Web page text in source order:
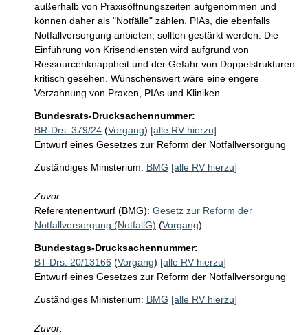
außerhalb von Praxisöffnungszeiten aufgenommen und
können daher als "Notfälle" zählen. PIAs, die ebenfalls
Notfallversorgung anbieten, sollten gestärkt werden. Die
Einführung von Krisendiensten wird aufgrund von
Ressourcenknappheit und der Gefahr von Doppelstrukturen
kritisch gesehen. Wünschenswert wäre eine engere
Verzahnung von Praxen, PIAs und Kliniken.
Bundesrats-Drucksachennummer:
BR-Drs. 379/24 (Vorgang) [alle RV hierzu]
Entwurf eines Gesetzes zur Reform der Notfallversorgung
Zuständiges Ministerium: BMG [alle RV hierzu]
Zuvor:
Referentenentwurf (BMG): Gesetz zur Reform der
Notfallversorgung (NotfallG) (Vorgang)
Bundestags-Drucksachennummer:
BT-Drs. 20/13166 (Vorgang) [alle RV hierzu]
Entwurf eines Gesetzes zur Reform der Notfallversorgung
Zuständiges Ministerium: BMG [alle RV hierzu]
Zuvor: